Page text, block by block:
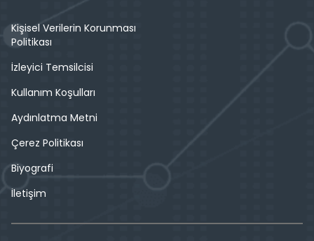
Kişisel Verilerin Korunması
Politikası
İzleyici Temsilcisi
Kullanım Koşulları
Aydınlatma Metni
Çerez Politikası
Biyografi
İletişim